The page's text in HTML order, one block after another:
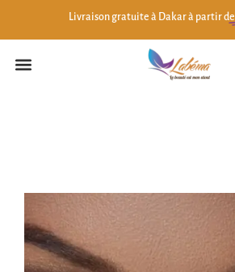
Livraison gratuite à Dakar à partir de